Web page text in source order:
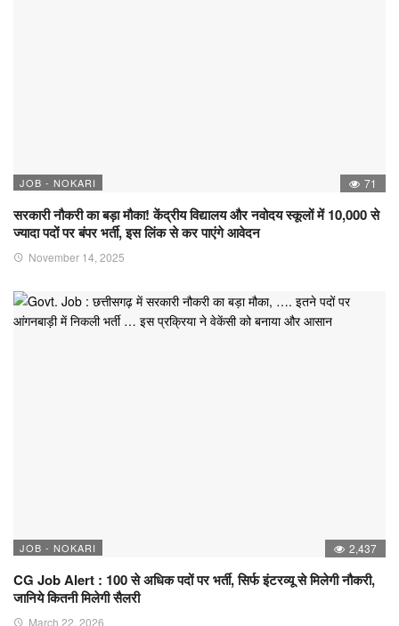
JOB - NOKARI 71
सरकारी नौकरी का बड़ा मौका! केंद्रीय विद्यालय और नवोदय स्कूलों में 10,000 से
ज्यादा पदों पर बंपर भर्ती, इस लिंक से कर पाएंगे आवेदन
November 14, 2025
JOB - NOKARI 2,437
CG Job Alert : 100 से अधिक पदों पर भर्ती, सिर्फ इंटरव्यू से मिलेगी नौकरी,
जानिये कितनी मिलेगी सैलरी
March 22, 2026